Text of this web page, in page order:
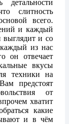
слитность
всего.
и каждый
выглядит и со
из нас
он отвечает
вкусы
техники на
предстоят
от
хватит
какие
и в чём